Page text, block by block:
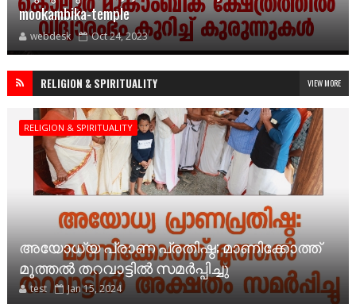
mookambika-temple
webdesk Oct 24, 2023
RELIGION & SPIRITUALITY VIEW MORE
RELIGION & SPIRITUALITY
അയോധ്യ പ്രാണ പ്രതിഷ്ഠ; മാണിക്കോത്ത്
മൂത്തൽ തറവാട്ടിൽ സമർപ്പിച്ചു
test Jan 15, 2024